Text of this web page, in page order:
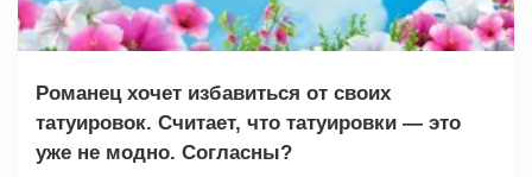
Романец хочет избавиться от своих
татуировок. Считает, что татуировки — это
уже не модно. Согласны?